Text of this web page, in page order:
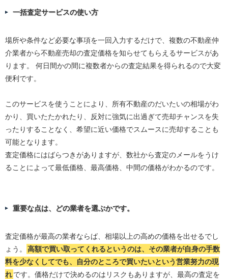
一括査定サービスの使い方
場所や条件など必要な事項を一回入力するだけで、複数の不動産仲
介業者から不動産売却の査定価格を知らせてもらえるサービスがあ
ります。 何日間かの間に複数者からの査定結果を得られるので大変
便利です。
このサービスを使うことにより、所有不動産のだいたいの相場がわ
かり、買いたたかれたり、反対に強気に出過ぎて売却チャンスを失
ったりすることなく、希望に近い価格でスムースに売却することも
可能となります。
査定価格にはばらつきがありますが、数社から査定のメールをうけ
ることによって最低価格、最高価格、中間の価格がわかるのです。
重要な点は、どの業者を選ぶかです。
査定価格が最高の業者ならば、相場以上の高めの価格を出せるでし
ょう。
高額で買い取ってくれるというのは、その業者が自身の手数
料を少なくしてでも、自分のところで買いたいという営業努力の現
れです。価格だけで決めるのはリスクもありますが、最高の査定を